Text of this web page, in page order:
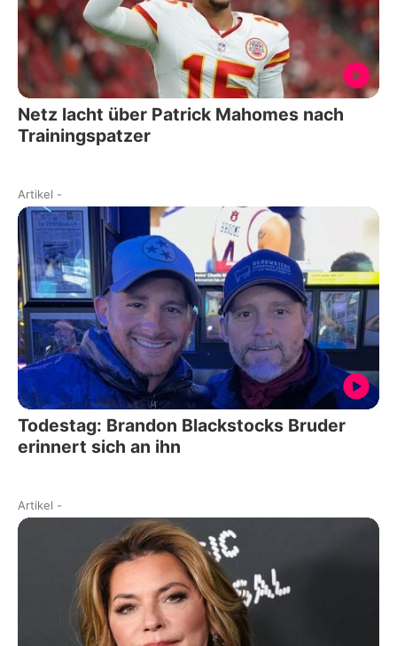
Netz lacht über Patrick Mahomes nach
Trainingspatzer
Artikel -
Todestag: Brandon Blackstocks Bruder
erinnert sich an ihn
Artikel -